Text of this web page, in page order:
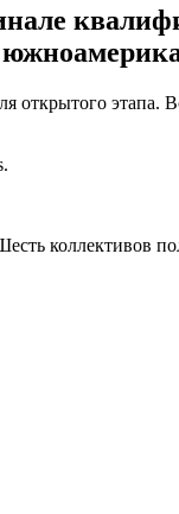
этапа.
.
коллективов